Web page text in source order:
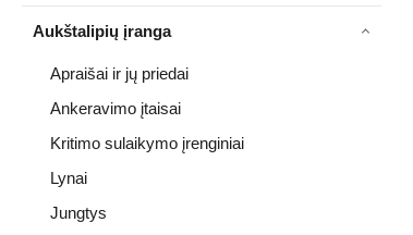
Aukštalipių įranga
Apraišai ir jų priedai
Ankeravimo įtaisai
Kritimo sulaikymo įrenginiai
Lynai
Jungtys